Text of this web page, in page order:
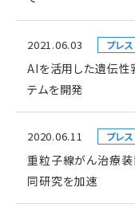
2021.06.03 プレ
AIを活用した遺伝
テムを開発
2020.06.11 プレ
重粒子線がん治療
同研究を加速